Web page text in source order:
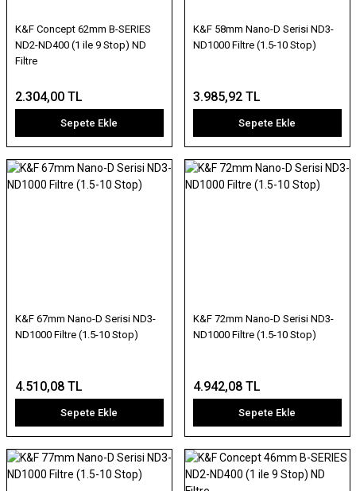
K&F Concept 62mm B-SERIES
ND2-ND400 (1 ile 9 Stop) ND
Filtre
2.304,00 TL
Sepete Ekle
K&F 58mm Nano-D Serisi ND3-
ND1000 Filtre (1.5-10 Stop)
3.985,92 TL
Sepete Ekle
K&F 67mm Nano-D Serisi ND3-
ND1000 Filtre (1.5-10 Stop)
4.510,08 TL
Sepete Ekle
K&F 72mm Nano-D Serisi ND3-
ND1000 Filtre (1.5-10 Stop)
4.942,08 TL
Sepete Ekle